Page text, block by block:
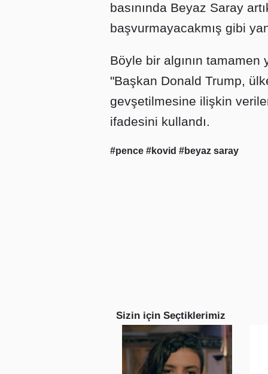
basınında Beyaz Saray
başvurmayacakmış gibi
Böyle bir algının tamamen
"Başkan Donald Trump,
gevşetilmesine ilişkin
ifadesini kullandı.
#pence #kovid #beyaz saray
Sizin için Seçtiklerimiz